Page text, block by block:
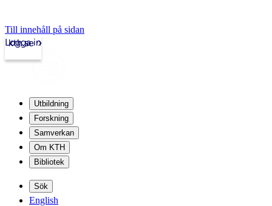
Till innehåll på sidan
kth.se
Logga in
Utbildning
Forskning
Samverkan
Om KTH
Bibliotek
Sök
English